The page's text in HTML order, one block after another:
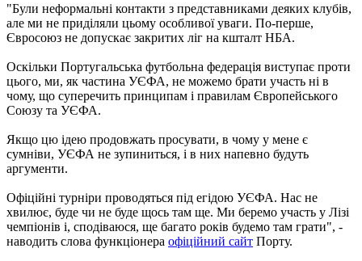
"Були неформальні контакти з представниками деяких клубів,
але ми не приділяли цьому особливої ​​уваги. По-перше,
Євросоюз не допускає закритих ліг на кшталт НБА.
Оскільки Португальська футбольна федерація виступає проти
цього, ми, як частина УЄФА, не можемо брати участь ні в
чому, що суперечить принципам і правилам Європейського
Союзу та УЄФА.
Якщо цю ідею продовжать просувати, в чому у мене є
сумніви, УЄФА не зупиниться, і в них напевно будуть
аргументи.
Офіційні турніри проводяться під егідою УЄФА. Нас не
хвилює, буде чи не буде щось там ще. Ми беремо участь у Лізі
чемпіонів і, сподіваюся, ще багато років будемо там грати", -
наводить слова функціонера офіційний сайт Порту.